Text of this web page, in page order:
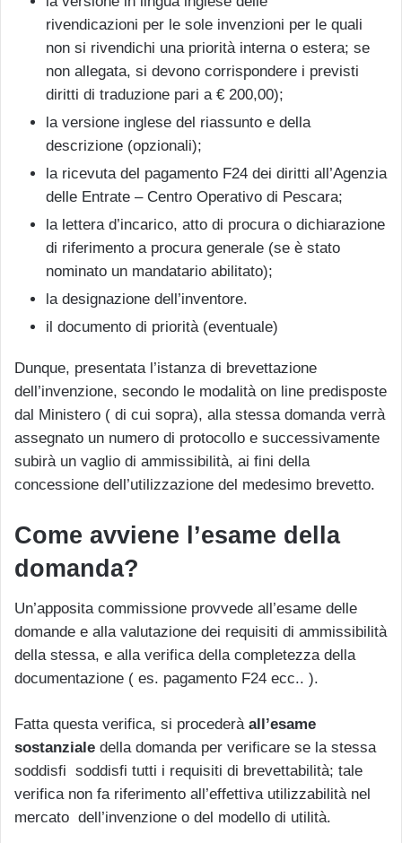
rivendicazioni per le sole invenzioni per le quali
non si rivendichi una priorità interna o estera; se
non allegata, si devono corrispondere i previsti
diritti di traduzione pari a € 200,00);
la versione inglese del riassunto e della
descrizione (opzionali);
la ricevuta del pagamento F24 dei diritti all’Agenzia
delle Entrate – Centro Operativo di Pescara;
la lettera d’incarico, atto di procura o dichiarazione
di riferimento a procura generale (se è stato
nominato un mandatario abilitato);
la designazione dell’inventore.
il documento di priorità (eventuale)
Dunque, presentata l’istanza di brevettazione
dell’invenzione, secondo le modalità on line predisposte
dal Ministero ( di cui sopra), alla stessa domanda verrà
assegnato un numero di protocollo e successivamente
subirà un vaglio di ammissibilità, ai fini della
concessione dell’utilizzazione del medesimo brevetto.
Come avviene l’esame della
domanda?
Un’apposita commissione provvede all’esame delle
domande e alla valutazione dei requisiti di ammissibilità
della stessa, e alla verifica della completezza della
documentazione ( es. pagamento F24 ecc.. ).
Fatta questa verifica, si procederà all’esame
sostanziale della domanda per verificare se la stessa
soddisfi soddisfi tutti i requisiti di brevettabilità; tale
verifica non fa riferimento all’effettiva utilizzabilità nel
mercato dell’invenzione o del modello di utilità.